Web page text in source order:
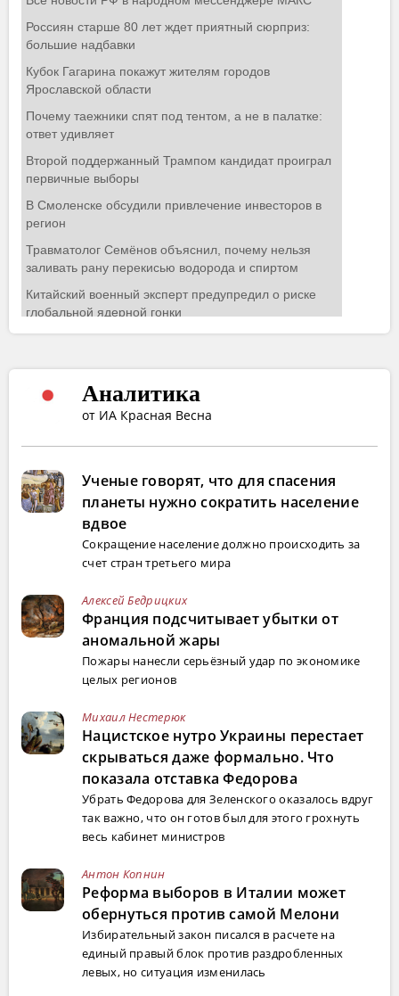
Аналитика
от ИА Красная Весна
Ученые говорят, что для спасения
планеты нужно сократить население
вдвое
Сокращение население должно происходить за
счет стран третьего мира
Алексей Бедрицких
Франция подсчитывает убытки от
аномальной жары
Пожары нанесли серьёзный удар по экономике
целых регионов
Михаил Нестерюк
Нацистское нутро Украины перестает
скрываться даже формально. Что
показала отставка Федорова
Убрать Федорова для Зеленского оказалось вдруг
так важно, что он готов был для этого грохнуть
весь кабинет министров
Антон Копнин
Реформа выборов в Италии может
обернуться против самой Мелони
Избирательный закон писался в расчете на
единый правый блок против раздробленных
левых, но ситуация изменилась